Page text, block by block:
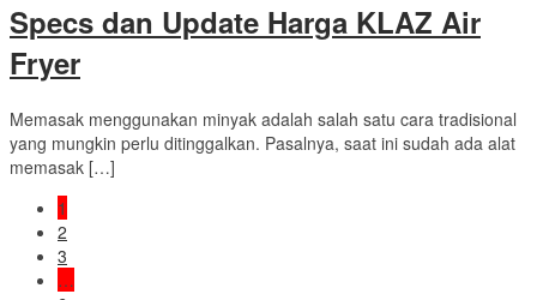
Specs dan Update Harga KLAZ Air
Fryer
Memasak menggunakan minyak adalah salah satu cara tradisional
yang mungkin perlu ditinggalkan. Pasalnya, saat ini sudah ada alat
memasak […]
1
2
3
…